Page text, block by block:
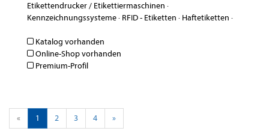
Etikettendrucker / Etikettiermaschinen ·
Kennzeichnungssysteme· RFID - Etiketten · Haftetiketten ·
Katalog vorhanden
Online-Shop vorhanden
Premium-Profil
« 1 2 3 4 »